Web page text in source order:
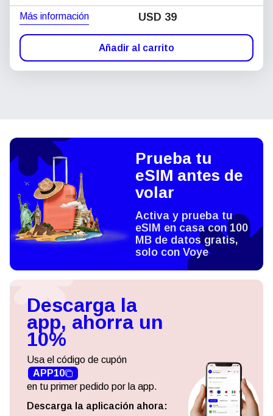
Más información USD 39
Añadir al carrito
Prueba tu
eSIM antes de
volar
Activa y prueba tu
eSIM en casa con 100
MB de datos gratis,
solo con Voye
Descarga la
app, ahorra un
10%
Usa el código de cupón
APP10
en tu primer pedido por la app.
Descarga la aplicación ahora: